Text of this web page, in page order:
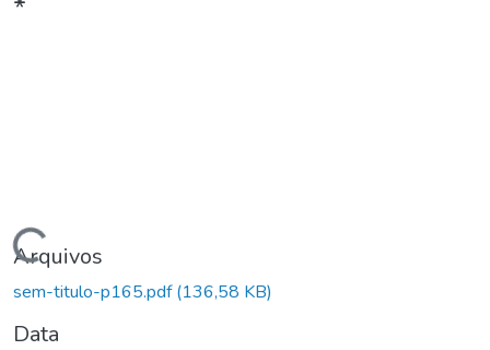
*
Carregando...
Arquivos
sem-titulo-p165.pdf(136,58 KB)
Data